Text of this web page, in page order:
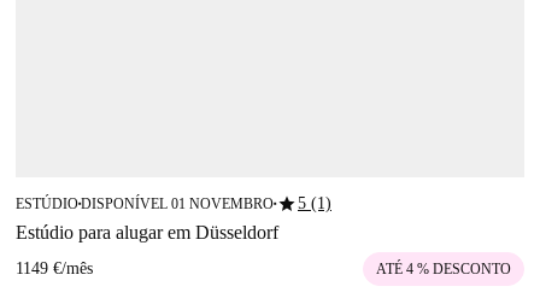
ESTÚDIO■DISPONÍVEL 01 NOVEMBRO■star5 (1)
Estúdio para alugar em Düsseldorf
1149 €/mês ATÉ 4 % DESCONTO